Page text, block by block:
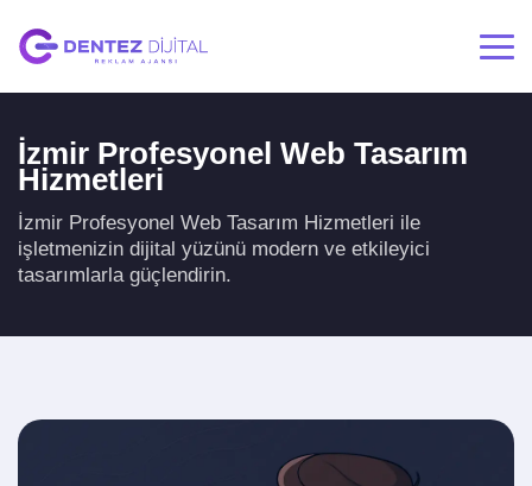
İzmir Profesyonel Web Tasarım
Hizmetleri
İzmir Profesyonel Web Tasarım Hizmetleri ile
işletmenizin dijital yüzünü modern ve etkileyici
tasarımlarla güçlendirin.